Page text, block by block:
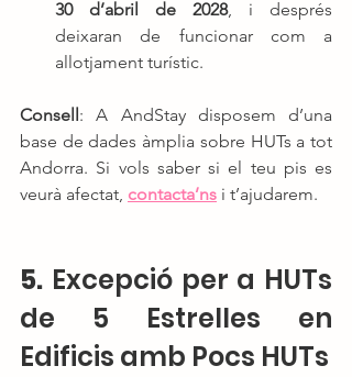
30 d’abril de 2028, i després
deixaran de funcionar com a
allotjament turístic.
Consell: A AndStay disposem d’una
base de dades àmplia sobre HUTs a tot
Andorra. Si vols saber si el teu pis es
veurà afectat, contacta’ns i t’ajudarem.
5. Excepció per a HUTs
de 5 Estrelles en
Edificis amb Pocs HUTs